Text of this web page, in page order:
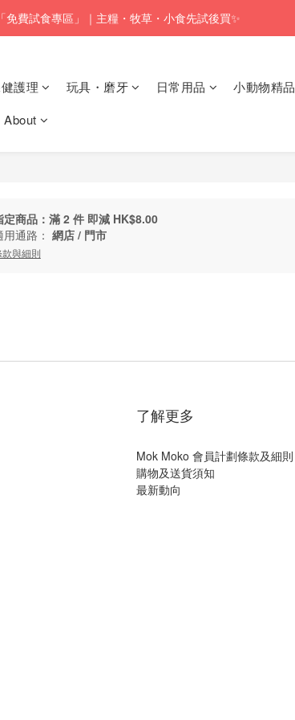
🚚訂單折實$350以上即可享本地包郵📦
免費試食專區」｜主糧・牧草・小食先試後買✨
護理 玩具・磨牙 日常用品 小動物精品
About
定商品：滿 2 件 即減 HK$8.00
用通路： 網店 / 門市
款與細則
了解更多
Mok Moko 會員計劃條款及細則
購物及送貨須知
最新動向